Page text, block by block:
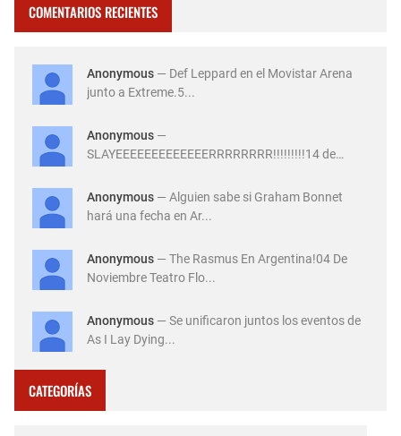
COMENTARIOS RECIENTES
Anonymous — Def Leppard en el Movistar Arena
junto a Extreme.5...
Anonymous —
SLAYEEEEEEEEEEEEERRRRRRRR!!!!!!!!!14 de
Anonymous — Alguien sabe si Graham Bonnet
hará una fecha en Ar...
Anonymous — The Rasmus En Argentina!04 De
Noviembre Teatro Flo...
Anonymous — Se unificaron juntos los eventos de
As I Lay Dying...
CATEGORÍAS